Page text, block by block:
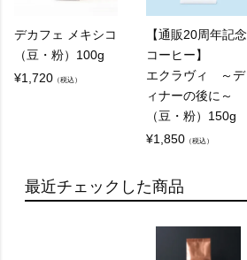
デカフェ メキシコ
（豆・粉）100g
¥1,720 （税込）
【通販20周年記念
コーヒー】
エクラヴィ ～デ
ィナーの後に～
（豆・粉）150g
¥1,850 （税込）
最近チェックした商品